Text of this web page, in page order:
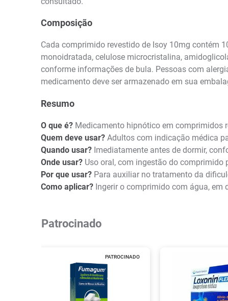
Composição
Cada comprimido revestido de Isoy 10mg contém
monoidratada, celulose microcristalina,
conforme informações de bula. Pessoas com
medicamento deve ser armazenado em sua
Resumo
O que é? Medicamento hipnótico em comprimidos
Quem deve usar? Adultos com indicação médica
Quando usar? Imediatamente antes de dormir,
Onde usar? Uso oral, com ingestão do comprimido
Por que usar? Para auxiliar no tratamento da
Como aplicar? Ingerir o comprimido com água, em
Patrocinado
PATROCINADO